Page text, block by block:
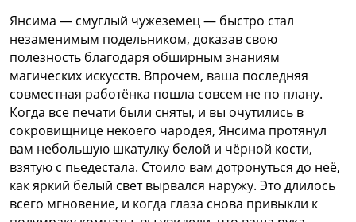
Янсима — смуглый чужеземец — быстро стал
незаменимым подельником, доказав свою
полезность благодаря обширным знаниям
магических искусств. Впрочем, ваша последняя
совместная работёнка пошла совсем не по плану.
Когда все печати были сняты, и вы очутились в
сокровищнице некоего чародея, Янсима протянул
вам небольшую шкатулку белой и чёрной кости,
взятую с пьедестала. Стоило вам дотронуться до неё,
как яркий белый свет вырвался наружу. Это длилось
всего мгновение, и когда глаза снова привыкли к